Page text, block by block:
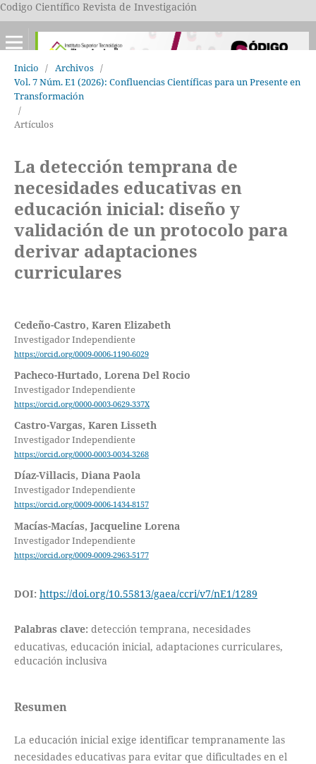
Codigo Científico Revista de Investigación
Inicio / Archivos /
Vol. 7 Núm. E1 (2026): Confluencias Científicas para un Presente en
Transformación
/
Artículos
La detección temprana de
necesidades educativas en
educación inicial: diseño y
validación de un protocolo para
derivar adaptaciones
curriculares
Cedeño-Castro, Karen Elizabeth
Investigador Independiente
https://orcid.org/0009-0006-1190-6029
Pacheco-Hurtado, Lorena Del Rocio
Investigador Independiente
https://orcid.org/0000-0003-0629-337X
Castro-Vargas, Karen Lisseth
Investigador Independiente
https://orcid.org/0000-0003-0034-3268
Díaz-Villacis, Diana Paola
Investigador Independiente
https://orcid.org/0009-0006-1434-8157
Macías-Macías, Jacqueline Lorena
Investigador Independiente
https://orcid.org/0009-0009-2963-5177
DOI: https://doi.org/10.55813/gaea/ccri/v7/nE1/1289
Palabras clave: detección temprana, necesidades
educativas, educación inicial, adaptaciones curriculares,
educación inclusiva
Resumen
La educación inicial exige identificar tempranamente las
necesidades educativas para evitar que dificultades en el